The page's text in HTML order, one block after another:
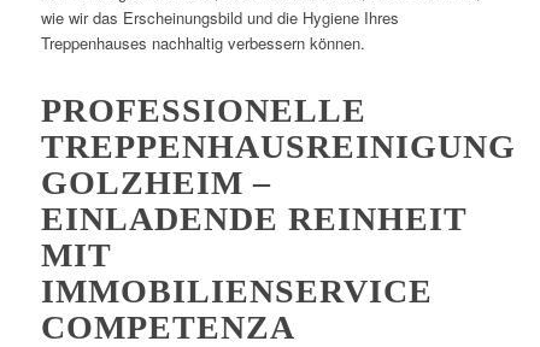
wie wir das Erscheinungsbild und die Hygiene Ihres
Treppenhauses nachhaltig verbessern können.
PROFESSIONELLE
TREPPENHAUSREINIGUNG
GOLZHEIM –
EINLADENDE REINHEIT
MIT
IMMOBILIENSERVICE
COMPETENZA